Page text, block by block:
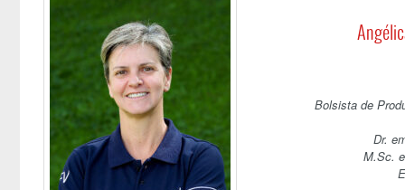
Bolsista de
Dr.
M.Sc.